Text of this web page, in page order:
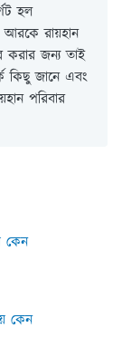
হল
আরকে রায়হান
করার জন্য তাই
কিছু জানে এবং
পরিবার
কেন
কেন